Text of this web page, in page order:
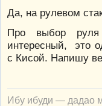
Да, на рулевом
Про выбор
интересный, это
с Кисой. Напишу
Ибу ибуди — дадао